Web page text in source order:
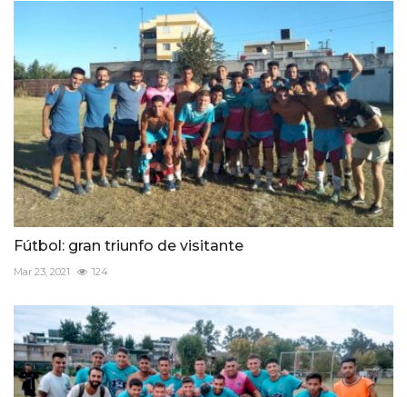
Fútbol: gran triunfo de visitante
Mar 23, 2021 124